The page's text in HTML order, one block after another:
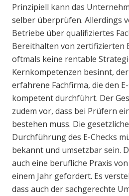
Prinzipiell kann das
selber überprüfen. Allerdings
Betriebe über qualifiziertes
Bereithalten von zertifizierten
oftmals keine rentable
Kernkompetenzen besinnt,
erfahrene Fachfirma, die den
kompetent durchführt. Der
zudem vor, dass bei Prüfern
bestehen muss. Die
Durchführung des E-Checks
bekannt und umsetzbar sein.
auch eine berufliche Praxis
einem Jahr gefordert. Es
dass auch der sachgerechte